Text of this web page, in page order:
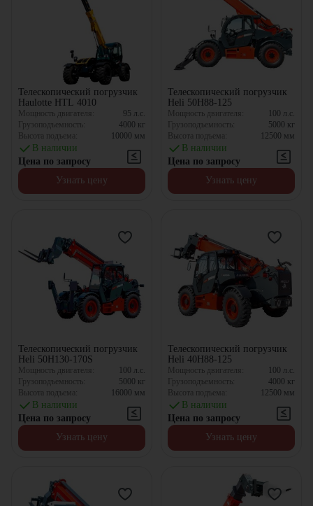
Телескопический погрузчик
Haulotte HTL 4010
Мощность двигателя: 95 л.с.
Грузоподъемность:
4000 кг
Высота подъема:
10000 мм
В наличии
Цена по запросу
Узнать цену
Телескопический погрузчик
Heli 50H88-125
Мощность двигателя: 100 л.с.
Грузоподъемность:
5000 кг
Высота подъема:
12500 мм
В наличии
Цена по запросу
Узнать цену
Телескопический погрузчик
Heli 50H130-170S
Мощность двигателя: 100 л.с.
Грузоподъемность:
5000 кг
Высота подъема:
16000 мм
В наличии
Цена по запросу
Узнать цену
Телескопический погрузчик
Heli 40H88-125
Мощность двигателя: 100 л.с.
Грузоподъемность:
4000 кг
Высота подъема:
12500 мм
В наличии
Цена по запросу
Узнать цену